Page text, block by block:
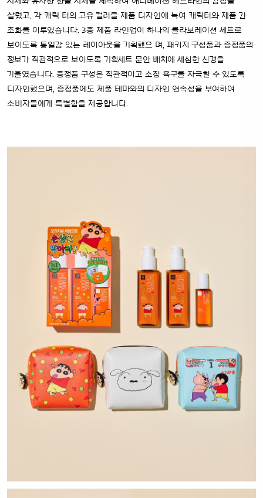
살렸고, 각 캐릭 터의 고유 컬러를 제품 디자인에 녹여 캐릭터와 제품 간
조화를 이루었습니다. 3종 제품 라인업이 하나의 콜라보레이션 세트로
보이도록 통일감 있는 레이아웃을 기획했으 며, 패키지 구성품과 증정품의
정보가 직관적으로 보이도록 기획세트 문안 배치에 세심한 신경을
기울였습니다. 증정품 구성은 직관적이고 소장 욕구를 자극할 수 있도록
디자인했으며, 증정품에도 제품 테마와의 디자인 연속성을 부여하여
소비자들에게 특별함을 제공합니다.